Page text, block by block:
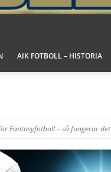
AIK FOTBOLL – HISTORIA
Fantasyfotboll – så fungerar det